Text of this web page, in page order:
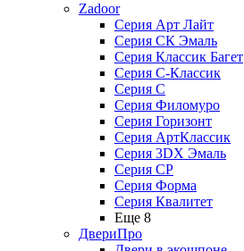
Zadoor
Серия Арт Лайт
Серия СК Эмаль
Серия Классик Багет
Серия С-Классик
Серия С
Серия Филомуро
Серия Горизонт
Серия АртКлассик
Серия 3DX Эмаль
Серия СP
Серия Форма
Серия Квалитет
Еще 8
ДвериПро